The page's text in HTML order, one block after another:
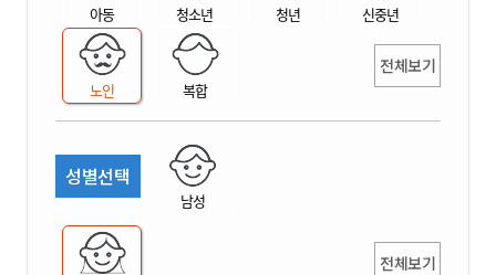
아동 청소년 청년 신중년
노인 복합
전체보기
성별선택
남성
전체보기